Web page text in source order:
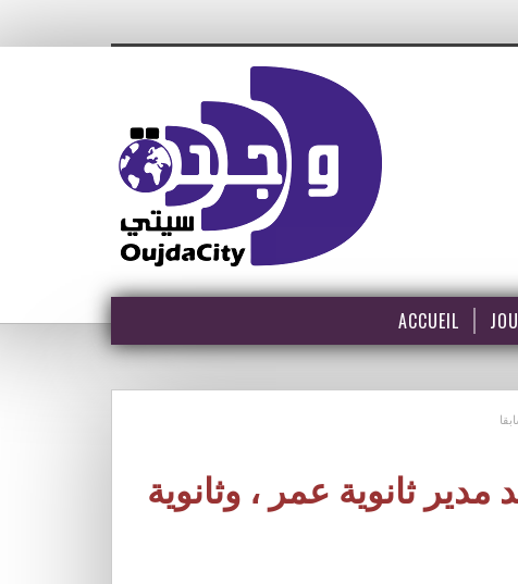
ACCUEIL
مدير ثانوية عمر ، وثانوية